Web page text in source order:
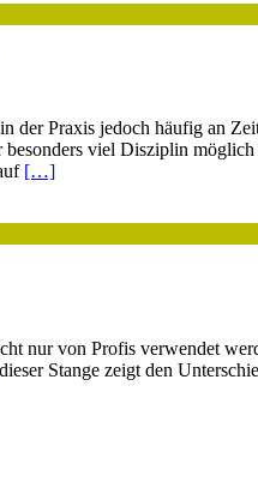
Praxis jedoch häufig an
viel Disziplin
[…]
nur von Profis verwendet
Stange zeigt den